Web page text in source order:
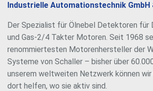
Industrielle Automationstechnik GmbH
Der Spezialist für Ölnebel Detektoren für
und Gas-2/4 Takter Motoren. Seit 1968
renommiertesten Motorenhersteller der
Systeme von Schaller – bisher über
unserem weltweiten Netzwerk können wir
dort helfen, wo sie aktiv sind.